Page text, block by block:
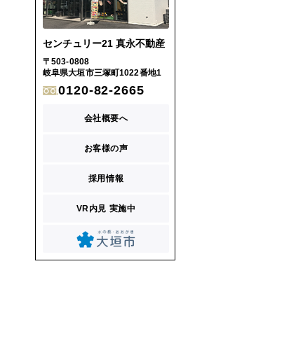
センチュリー21 真永不動産
〒503-0808
岐阜県大垣市三塚町1022番地1
0120-82-2665
会社概要へ
お客様の声
採用情報
VR内見 実施中